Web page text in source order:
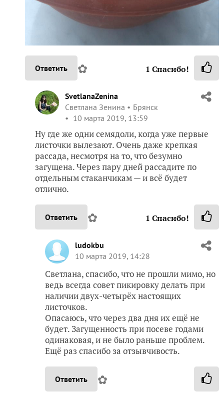
Ответить ✿ 1 Спасибо!
SvetlanaZenina
Светлана Зенина
Брянск
10 марта 2019, 13:59
Ну где же одни семядоли, когда уже первые
листочки вылезают. Очень даже крепкая
рассада, несмотря на то, что безумно
загущена. Через пару дней рассадите по
отдельным стаканчикам — и всё будет
отлично.
Ответить ✿ 1 Спасибо!
ludokbu
10 марта 2019, 14:28
Светлана, спасибо, что не прошли мимо, но
ведь всегда совет пикировку делать при
наличии двух-четырёх настоящих
листочков.
Опасаюсь, что через два дня их ещё не
будет. Загущенность при посеве годами
одинаковая, и не было раньше проблем.
Ещё раз спасибо за отзывчивость.
Ответить ✿